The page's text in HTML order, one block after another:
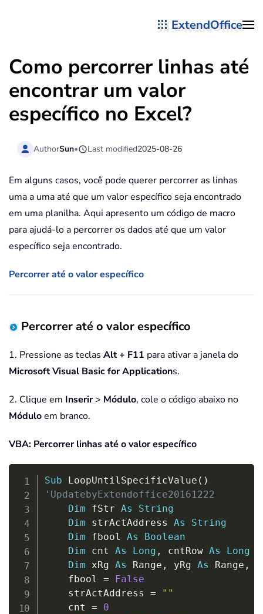
ExtendOffice
Como percorrer linhas até
encontrar um valor
específico no Excel?
AuthorSun• Last modified2025-08-26
Em alguns casos, você pode querer percorrer as linhas
uma a uma até que um valor específico seja encontrado
em uma planilha. Aqui apresento um código de macro
para ajudá-lo a percorrer os dados até que um valor
específico seja encontrado.
Percorrer até o valor específico
Percorrer até o valor específico
1. Pressione as teclas Alt + F11 para ativar a janela do
Microsoft Visual Basic for Applications.
2. Clique em Inserir> Módulo, cole o código abaixo no
Móduloem branco.
VBA: Percorrer linhas até o valor específico
Sub LoopUntilSpecificValue ( )
'UpdatebyExtendoffice20161222
Dim fStr As
String
Dim strActAddress As
String
Dim fbool As
Boolean
Dim cnt As Long , cntRow As
Long
Dim xRg As Range , yRg As Range ,
    fbool
=
False
    strActAddress
=
""
    cnt
=
0